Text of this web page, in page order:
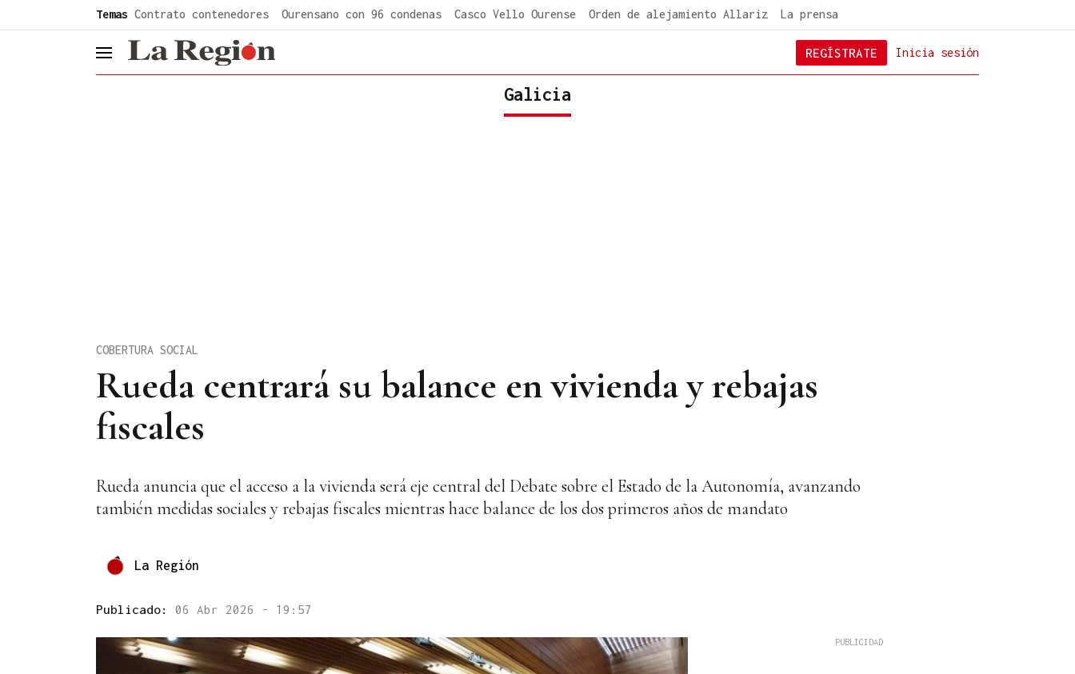
Temas Contrato contenedores Ourensano con 96 condenas Casco Vello Ourense Orden de alejamiento Allariz La prensa
header.menu.open Inicia sesión
REGÍSTRATE
Galicia
Rueda centrará su balance en vivienda y rebajas
fiscales
COBERTURA SOCIAL
Rueda anuncia que el acceso a la vivienda será eje central del Debate sobre el Estado de la Autonomía, avanzando
también medidas sociales y rebajas fiscales mientras hace balance de los dos primeros años de mandato
La Región
Publicado: 06 Abr 2026 - 19:57